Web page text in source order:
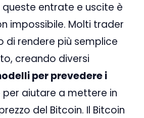
entrate e uscite è
impossibile. Molti trader
di rendere più semplice
creando diversi
per prevedere i
per aiutare a mettere in
del Bitcoin. Il Bitcoin